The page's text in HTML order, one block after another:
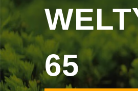
65